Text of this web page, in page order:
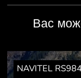
Вас
NAVITEL